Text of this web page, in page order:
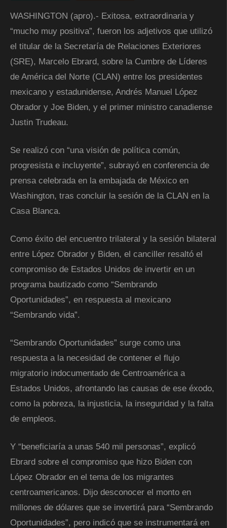
WASHINGTON (apro).- Exitosa, extraordinaria y
“mucho muy positiva”, fueron los adjetivos que utilizó
el titular de la Secretaría de Relaciones Exteriores
(SRE), Marcelo Ebrard, sobre la Cumbre de Líderes
de América del Norte (CLAN) entre los presidentes
mexicano y estadunidense, Andrés Manuel López
Obrador y Joe Biden, y el primer ministro canadiense
Justin Trudeau.
Se realizó con “una visión de política común,
progresista e incluyente”, subrayó en conferencia de
prensa celebrada en la embajada de México en
Washington, tras concluir la sesión de la CLAN en la
Casa Blanca.
Como éxito del encuentro trilateral y la sesión bilateral
entre López Obrador y Biden, el canciller resaltó el
compromiso de Estados Unidos de invertir en un
programa bautizado como “Sembrando
Oportunidades”, en respuesta al mexicano
“Sembrando vida”.
“Sembrando Oportunidades” surge como una
respuesta a la necesidad de contener el flujo
migratorio indocumentado de Centroamérica a
Estados Unidos, afrontando las causas de ese éxodo,
como la pobreza, la injusticia, la inseguridad y la falta
de empleos.
Y “beneficiaría a unas 540 mil personas”, explicó
Ebrard sobre el compromiso que hizo Biden con
López Obrador en el tema de los migrantes
centroamericanos. Dijo desconocer el monto en
millones de dólares que se invertirá para “Sembrando
Oportunidades”, pero indicó que se instrumentará en